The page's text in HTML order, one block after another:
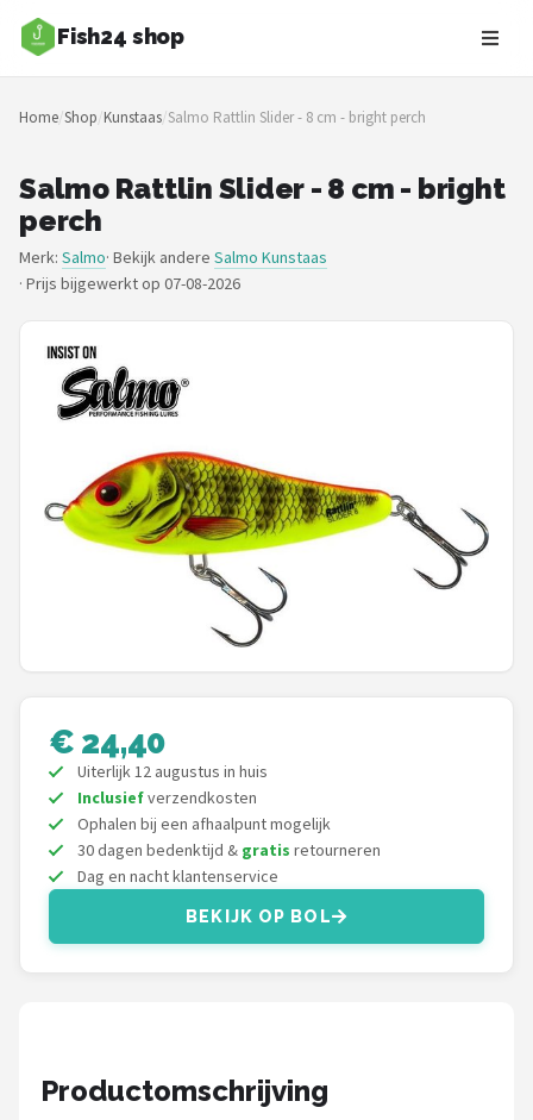
Fish24 shop
Zoeken
NAVIGATIE
Merken
Blog
Hengelsoorten
Hengels
Molens
Dobbers
POPULAIRE MERKEN
Westin
Spro
Korda
Salmo
Fox Rage
Home/Shop/Kunstaas/Salmo Rattlin Slider - 8 cm - bright perch
Salmo Rattlin Slider - 8 cm - bright
perch
Merk: Salmo· Bekijk andere Salmo Kunstaas
· Prijs bijgewerkt op 07-08-2026
€ 24,40
Uiterlijk 12 augustus in huis
Inclusiefverzendkosten
Ophalen bij een afhaalpunt mogelijk
30 dagen bedenktijd & gratis retourneren
Dag en nacht klantenservice
BEKIJK OP BOL
Productomschrijving